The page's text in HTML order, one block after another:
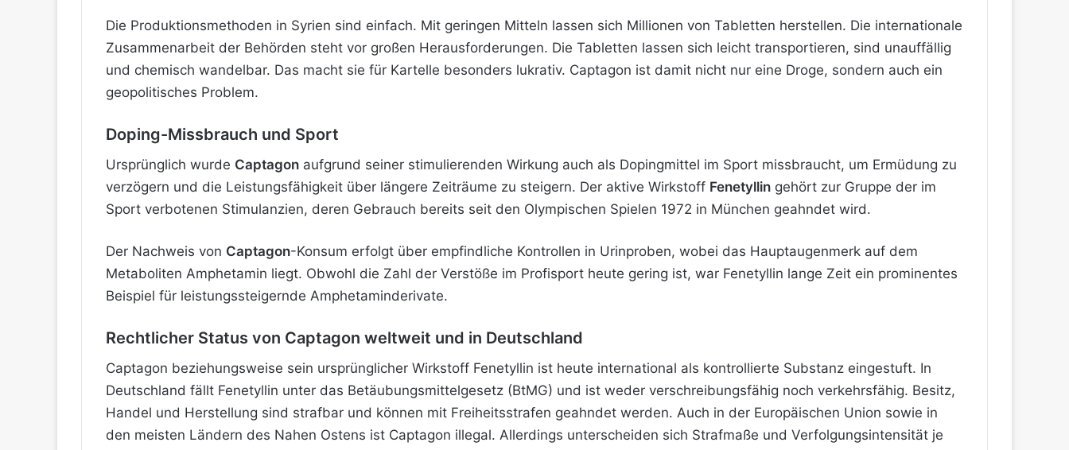
Die Produktionsmethoden in Syrien sind einfach. Mit geringen Mitteln lassen sich Millionen von Tabletten herstellen. Die internationale
Zusammenarbeit der Behörden steht vor großen Herausforderungen. Die Tabletten lassen sich leicht transportieren, sind unauffällig
und chemisch wandelbar. Das macht sie für Kartelle besonders lukrativ. Captagon ist damit nicht nur eine Droge, sondern auch ein
geopolitisches Problem.
Doping-Missbrauch und Sport
Ursprünglich wurde Captagon aufgrund seiner stimulierenden Wirkung auch als Dopingmittel im Sport missbraucht, um Ermüdung zu
verzögern und die Leistungsfähigkeit über längere Zeiträume zu steigern. Der aktive Wirkstoff Fenetyllin gehört zur Gruppe der im
Sport verbotenen Stimulanzien, deren Gebrauch bereits seit den Olympischen Spielen 1972 in München geahndet wird.
Der Nachweis von Captagon-Konsum erfolgt über empfindliche Kontrollen in Urinproben, wobei das Hauptaugenmerk auf dem
Metaboliten Amphetamin liegt. Obwohl die Zahl der Verstöße im Profisport heute gering ist, war Fenetyllin lange Zeit ein prominentes
Beispiel für leistungssteigernde Amphetaminderivate.
Rechtlicher Status von Captagon weltweit und in Deutschland
Captagon beziehungsweise sein ursprünglicher Wirkstoff Fenetyllin ist heute international als kontrollierte Substanz eingestuft. In
Deutschland fällt Fenetyllin unter das Betäubungsmittelgesetz (BtMG) und ist weder verschreibungsfähig noch verkehrsfähig. Besitz,
Handel und Herstellung sind strafbar und können mit Freiheitsstrafen geahndet werden. Auch in der Europäischen Union sowie in
den meisten Ländern des Nahen Ostens ist Captagon illegal. Allerdings unterscheiden sich Strafmaße und Verfolgungsintensität je